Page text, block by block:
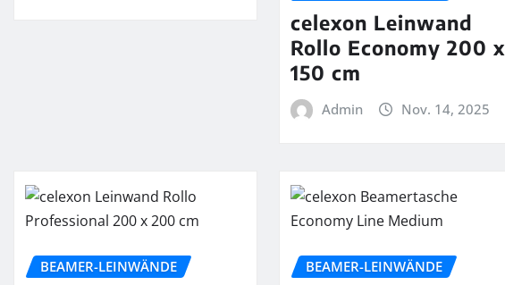
celexon Leinwand
Rollo Economy 200 x
150 cm
Admin Nov. 14, 2025
BEAMER-LEINWÄNDE BEAMER-LEINWÄNDE